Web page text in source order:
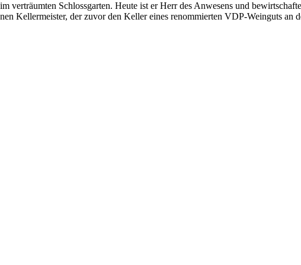
verträumten Schloss­garten. Heute ist er Herr des Anwesens und
Kellermeister, der zuvor den Keller eines renommierten VDP-Weinguts an